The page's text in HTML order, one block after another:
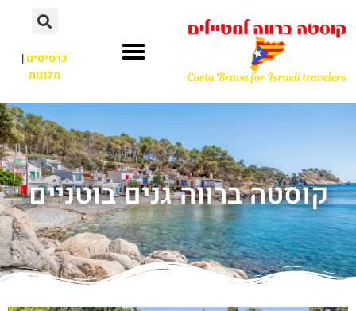
כרטיסים|
מלונות
קוסטה ברווה גנים בוטניים